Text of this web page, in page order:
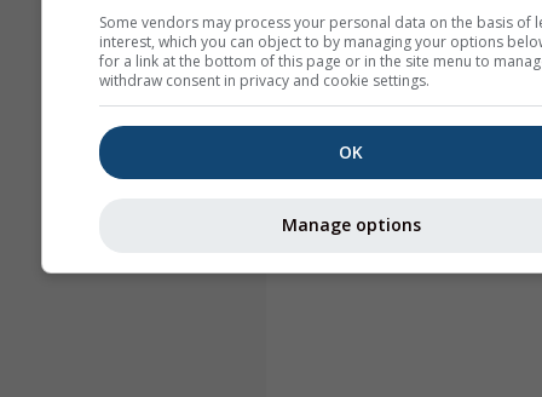
Some vendors may process your personal data on the basis of
interest, which you can object to by managing your options
for a link at the bottom of this page or in the site menu to
withdraw consent in privacy and cookie settings.
OK
Manage options